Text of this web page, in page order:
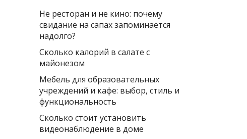
Не ресторан и не кино: почему
свидание на сапах запоминается
надолго?
Сколько калорий в салате с
майонезом
Мебель для образовательных
учреждений и кафе: выбор, стиль и
функциональность
Сколько стоит установить
видеонаблюдение в доме